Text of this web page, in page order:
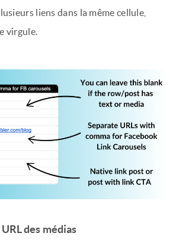
liens dans la même cellule,
virgule.
des médias